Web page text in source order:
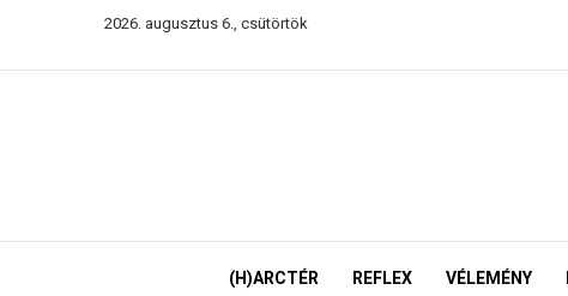
2026. augusztus 6., csütörtök
(H)ARCTÉR REFLEX VÉLEMÉNY